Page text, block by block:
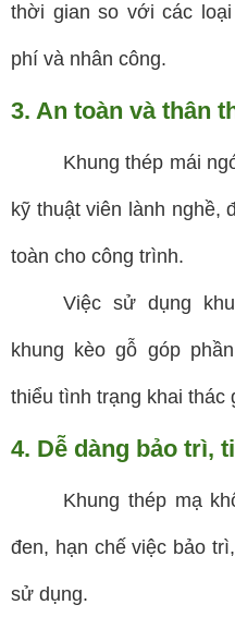
thời gian so với các
phí và nhân công.
3. An toàn và thân
Khung thép mái
kỹ thuật viên lành nghề,
toàn cho công trình.
Việc sử dụng
khung kèo gỗ góp
thiểu tình trạng khai thác
4. Dễ dàng bảo trì,
Khung thép mạ
đen, hạn chế việc bảo
sử dụng.